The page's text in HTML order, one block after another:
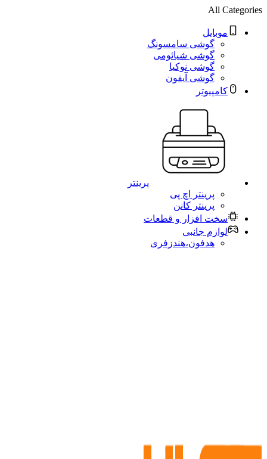
All Categories
موبایل
گوشی سامسونگ
گوشی شیائومی
گوشی نوکیا
گوشی آیفون
کامپیوتر
پرینتر
پرینتر اچ پی
پرینتر کانن
سخت افزار و قطعات
لوازم جانبی
هدفون،هندزفری